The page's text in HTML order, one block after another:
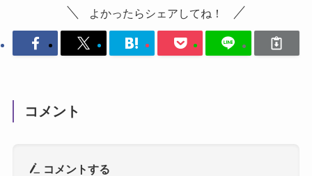
よかったらシェアしてね！
コメント
コメントする